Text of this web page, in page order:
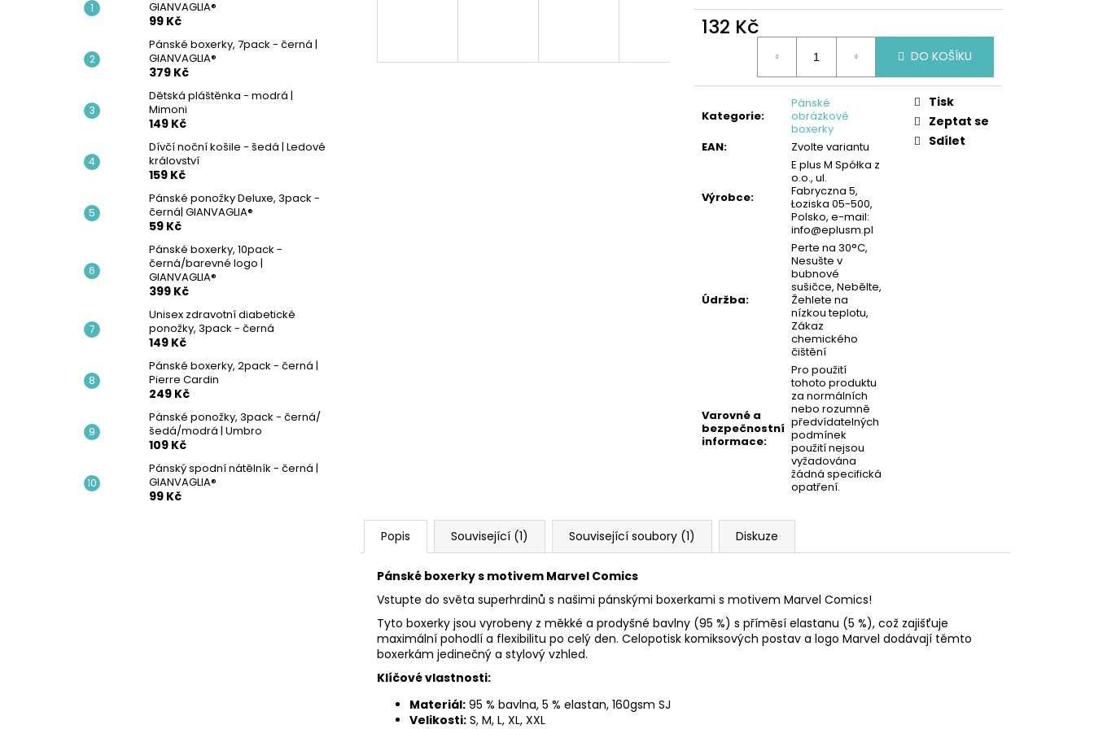
GIANVAGLIA®
99 Kč
Pánské boxerky, 7pack - černá |
GIANVAGLIA®
379 Kč
Dětská pláštěnka - modrá |
Mimoni
149 Kč
Dívčí noční košile - šedá | Ledové
království
159 Kč
Pánské ponožky Deluxe, 3pack -
černá| GIANVAGLIA®
59 Kč
Pánské boxerky, 10pack -
černá/barevné logo |
GIANVAGLIA®
399 Kč
Unisex zdravotní diabetické
ponožky, 3pack - černá
149 Kč
Pánské boxerky, 2pack - černá |
Pierre Cardin
249 Kč
Pánské ponožky, 3pack - černá/
šedá/modrá | Umbro
109 Kč
Pánský spodní nátělník - černá |
GIANVAGLIA®
99 Kč
132 Kč
DO KOŠÍKU
Kategorie:
Pánské
obrázkové
boxerky
EAN: Zvolte variantu
Výrobce:
E plus M Spółka z
o.o., ul.
Fabryczna 5,
Łoziska 05-500,
Polsko, e-mail:
info@eplusm.pl
Údržba:
Perte na 30°C,
Nesušte v
bubnové
sušičce, Nebělte,
Žehlete na
nízkou teplotu,
Zákaz
chemického
čištění
Varovné a
bezpečnostní
informace:
Pro použití
tohoto produktu
za normálních
nebo rozumně
předvídatelných
podmínek
použití nejsou
vyžadována
žádná specifická
opatření.
Tisk
Zeptat se
Sdílet
Popis Související (1) Související soubory (1) Diskuze
Pánské boxerky s motivem Marvel Comics
Vstupte do světa superhrdinů s našimi pánskými boxerkami s motivem Marvel Comics!
Tyto boxerky jsou vyrobeny z měkké a prodyšné bavlny (95 %) s příměsí elastanu (5 %), což zajišťuje
maximální pohodlí a flexibilitu po celý den. Celopotisk komiksových postav a logo Marvel dodávají těmto
boxerkám jedinečný a stylový vzhled.
Klíčové vlastnosti:
Materiál: 95 % bavlna, 5 % elastan, 160gsm SJ
Velikosti: S, M, L, XL, XXL
PÁNSKÝ SPODNÍ NÁTĚLNÍK - BÍLÁ |
GIANVAGLIA®